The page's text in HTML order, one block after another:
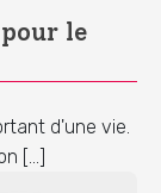
le
d'une vie.
[…]